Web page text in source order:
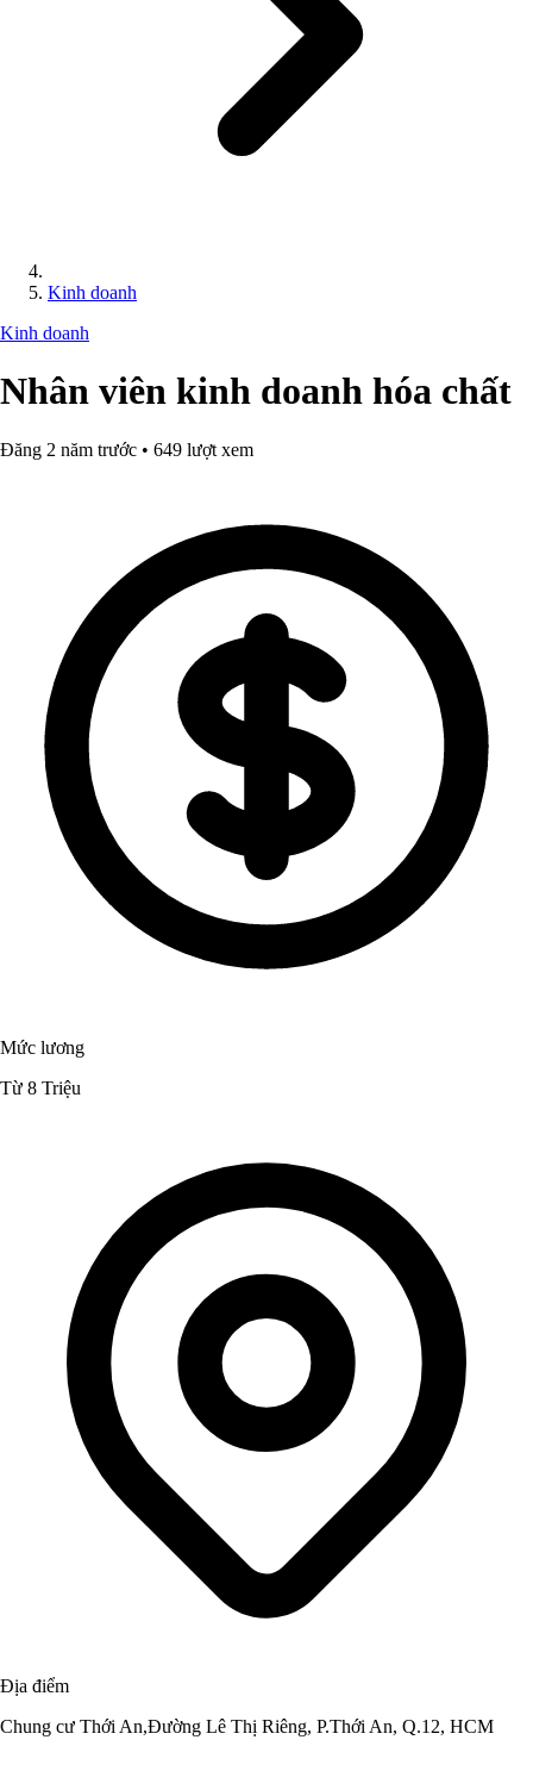
Kinh doanh
Kinh doanh
Nhân viên kinh doanh hóa chất
Đăng 2 năm trước • 649 lượt xem
Mức lương
Từ 8 Triệu
Địa điểm
Chung cư Thới An,Đường Lê Thị Riêng, P.Thới An, Q.12, HCM